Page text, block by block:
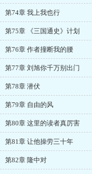
第74章 我上我也行
第75章 《三国通史》计划
第76章 作者撞断我的腰
第77章 刘旭你千万别出门
第78章 潜伏
第79章 自由的风
第80章 这里的读者真厉害
第81章 让他操劳三十年
第82章 隆中对